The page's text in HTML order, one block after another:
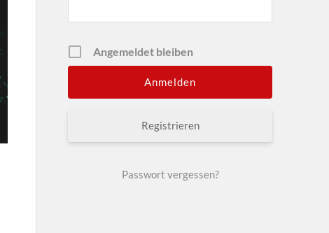
Angemeldet bleiben
Registrieren
Passwort vergessen?